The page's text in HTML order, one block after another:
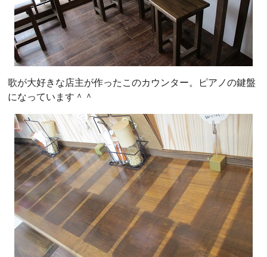
歌が大好きな店主が作ったこのカウンター。ピアノの鍵盤
になっています＾＾